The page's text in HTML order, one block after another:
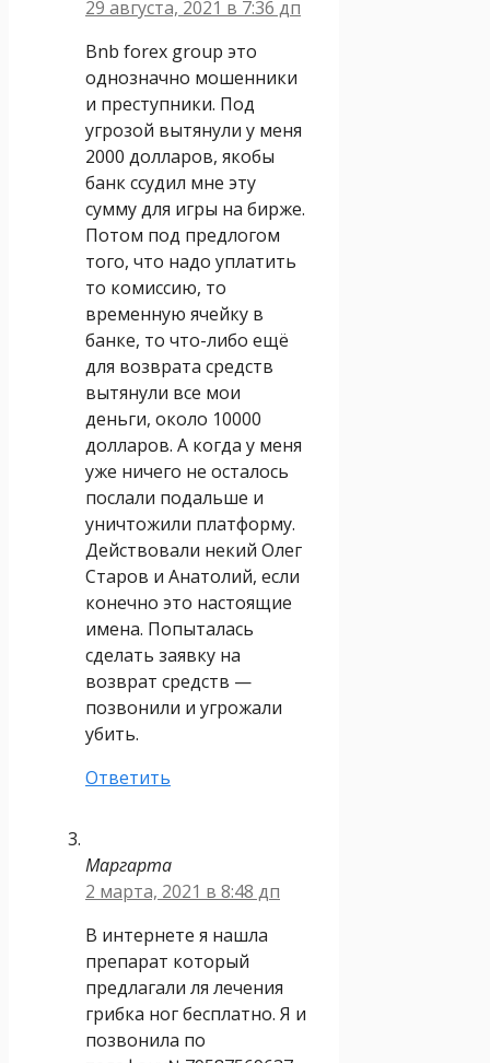
29 августа, 2021 в 7:36 дп
Bnb forex group это
однозначно мошенники
и преступники. Под
угрозой вытянули у меня
2000 долларов, якобы
банк ссудил мне эту
сумму для игры на бирже.
Потом под предлогом
того, что надо уплатить
то комиссию, то
временную ячейку в
банке, то что-либо ещё
для возврата средств
вытянули все мои
деньги, около 10000
долларов. А когда у меня
уже ничего не осталось
послали подальше и
уничтожили платформу.
Действовали некий Олег
Старов и Анатолий, если
конечно это настоящие
имена. Попыталась
сделать заявку на
возврат средств —
позвонили и угрожали
убить.
Ответить
Маргарта
2 марта, 2021 в 8:48 дп
В интернете я нашла
препарат который
предлагали ля лечения
грибка ног бесплатно. Я и
позвонила по